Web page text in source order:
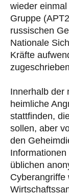
wieder
Gruppe
russischen
Nationale
Kräfte
Innerhalb der
heimliche
stattfinden,
sollen, aber
den
üblichen
Cyberangriffe